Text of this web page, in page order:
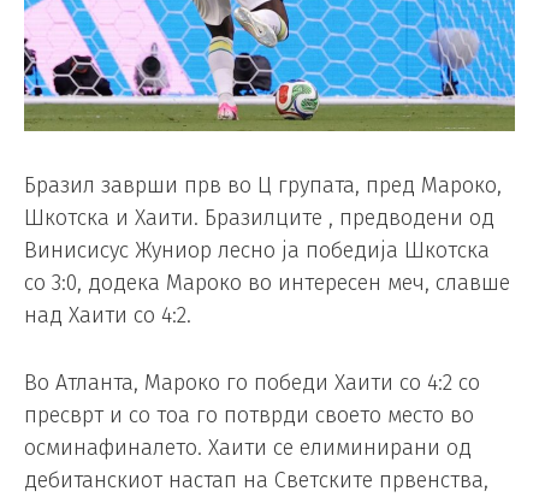
Бразил заврши прв во Ц групата, пред Мароко,
Шкотска и Хаити. Бразилците , предводени од
Винисисус Жуниор лесно ја победија Шкотска
со 3:0, додека Мароко во интересен меч, славше
над Хаити со 4:2.
Во Атланта, Мароко го победи Хаити со 4:2 со
пресврт и со тоа го потврди своето место во
осминафиналето. Хаити се елиминирани од
дебитанскиот настап на Светските првенства,